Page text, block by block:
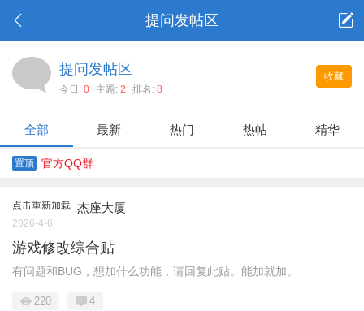
提问发帖区
收藏
提问发帖区
今日: 0 主题: 2 排名: 8
全部 最新 热门 热帖 精华
置顶 官方QQ群
点击重新加载 杰座大厦
2026-4-6
游戏修改综合贴
有问题和BUG，想加什么功能，请回复此贴。能加就加。
220 4